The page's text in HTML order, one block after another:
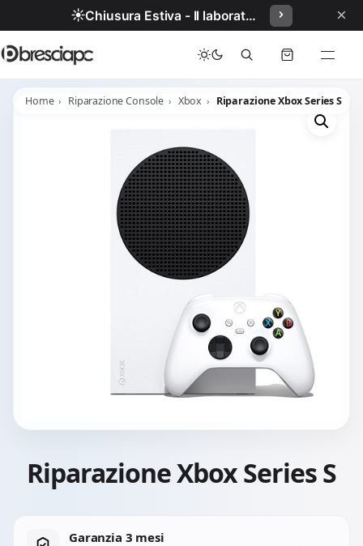
☀️ Chiusura Estiva - Il laboratorio resterà chiuso per ferie dal 29/06/2026 al 05/07/2026 compresi. ×
Home Riparazione Console Xbox Riparazione Xbox Series S
Riparazione Xbox Series S
Garanzia 3 mesi